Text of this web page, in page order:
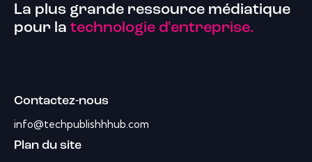
La plus grande ressource médiatique
pour la technologie d'entreprise.
Contactez-nous
info@techpublishhhub.com
Plan du site